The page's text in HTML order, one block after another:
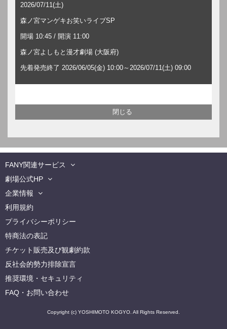
2026/07/11(土)
森ノ宮マンゲキお笑いライブSP
開場 10:45 / 開演 11:00
森ノ宮よしもと漫才劇場 (大阪府)
先着発売終了 2026/06/05(金) 10:00～2026/07/11(土) 09:00
FANY関連サービス
劇場公式HP
企業情報
利用規約
プライバシーポリシー
特商法の表記
チケット販売及び観劇約款
反社会的勢力排除宣言
推奨環境・セキュリティ
FAQ・お問い合わせ
Copyright (c) YOSHIMOTO KOGYO. All Rights Reserved.